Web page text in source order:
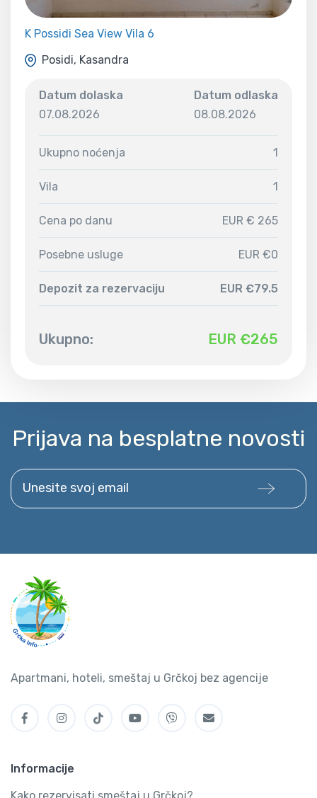
K Possidi Sea View Vila 6
Posidi, Kasandra
Datum dolaska
07.08.2026
Datum odlaska
08.08.2026
Ukupno noćenja 1
Vila 1
Cena po danu EUR € 265
Posebne usluge EUR €0
Depozit za rezervaciju EUR €79.5
Ukupno: EUR €265
Prijava na besplatne novosti
Unesite svoj email
Apartmani, hoteli, smeštaj u Grčkoj bez agencije
Informacije